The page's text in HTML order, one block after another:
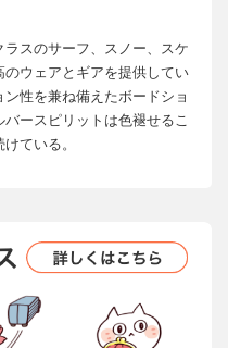
スのサーフ、スノー、スケ
ウェアとギアを提供してい
性を兼ね備えたボードショ
ースピリットは色褪せるこ
ている。